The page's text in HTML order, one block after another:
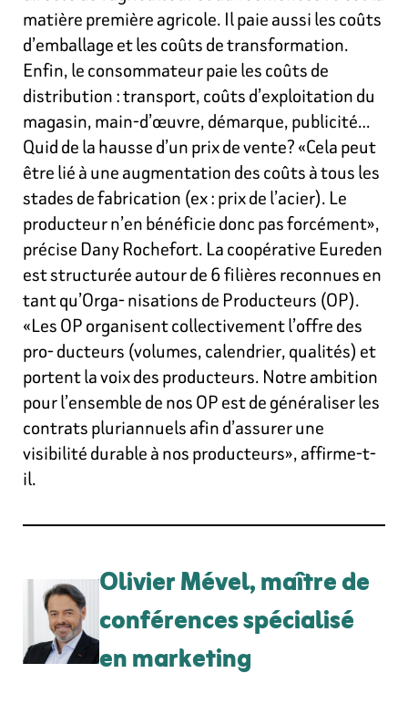
matière première agricole. Il paie aussi les coûts
d’emballage et les coûts de transformation.
Enfin, le consommateur paie les coûts de
distribution : transport, coûts d’exploitation du
magasin, main-d’œuvre, démarque, publicité…
Quid de la hausse d’un prix de vente? «Cela peut
être lié à une augmentation des coûts à tous les
stades de fabrication (ex : prix de l’acier). Le
producteur n’en bénéficie donc pas forcément»,
précise Dany Rochefort. La coopérative Eureden
est structurée autour de 6 filières reconnues en
tant qu’Orga- nisations de Producteurs (OP).
«Les OP organisent collectivement l’offre des
pro- ducteurs (volumes, calendrier, qualités) et
portent la voix des producteurs. Notre ambition
pour l’ensemble de nos OP est de généraliser les
contrats pluriannuels afin d’assurer une
visibilité durable à nos producteurs», affirme-t-
il.
Olivier Mével, maître de
conférences spécialisé
en marketing